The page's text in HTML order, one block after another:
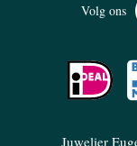
Volg ons
Juwelier